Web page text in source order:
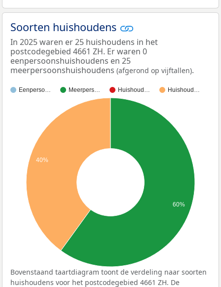
Soorten huishoudens
In 2025 waren er 25 huishoudens in het
postcodegebied 4661 ZH. Er waren 0
eenpersoonshuishoudens en 25
meerpersoonshuishoudens (afgerond op vijftallen).
Eenperso… Meerpers… Huishoud… Huishoud…
40%
60%
Bovenstaand taartdiagram toont de verdeling naar soorten
huishoudens voor het postcodegebied 4661 ZH. De